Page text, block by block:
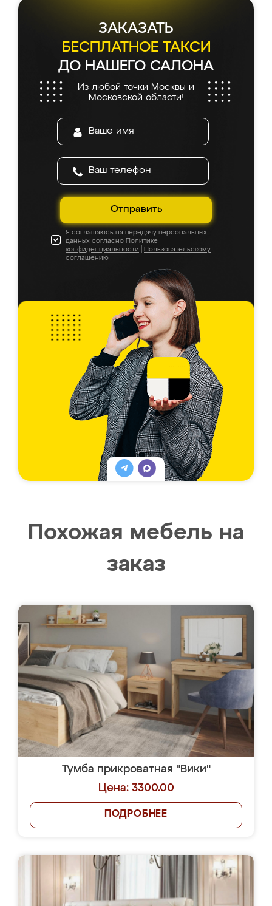
ЗАКАЗАТЬ
БЕСПЛАТНОЕ ТАКСИ
ДО НАШЕГО САЛОНА
Из любой точки Москвы и
Московской области!
Отправить
Я соглашаюсь на передачу персональных
данных согласно Политике
конфиденциальности
Пользовательскому
соглашению
Похожая мебель на
заказ
Тумба прикроватная "Вики"
Цена: 3300.00
ПОДРОБНЕЕ